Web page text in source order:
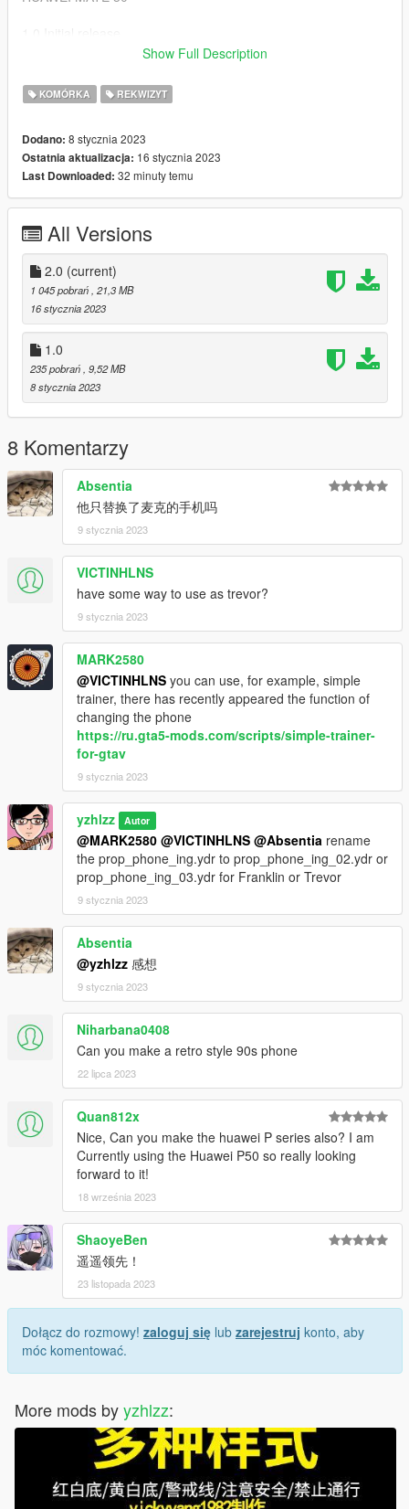
the three characters version
place prop_phone_ing.ydr to: x64c.rpf /levels/ gta5/ props/
levdes- lev-des.rpf
Show Full Description
KOMÓRKA REKWIZYT
Dodano: 8 stycznia 2023
Ostatnia aktualizacja: 16 stycznia 2023
Last Downloaded: 32 minuty temu
All Versions
2.0 (current)
1 045 pobrań , 21,3 MB
16 stycznia 2023
1.0
235 pobrań , 9,52 MB
8 stycznia 2023
8 Komentarzy
Absentia
他只替换了麦克的手机吗
9 stycznia 2023
VICTINHLNS
have some way to use as trevor?
9 stycznia 2023
MARK2580
@VICTINHLNS you can use, for example, simple
trainer, there has recently appeared the function of
changing the phone
https://ru.gta5-mods.com/scripts/simple-trainer-
for-gtav
9 stycznia 2023
yzhlzz Autor
@MARK2580 @VICTINHLNS @Absentia rename
the prop_phone_ing.ydr to prop_phone_ing_02.ydr or
prop_phone_ing_03.ydr for Franklin or Trevor
9 stycznia 2023
Absentia
@yzhlzz 感想
9 stycznia 2023
Niharbana0408
Can you make a retro style 90s phone
22 lipca 2023
Quan812x
Nice, Can you make the huawei P series also? I am
Currently using the Huawei P50 so really looking
forward to it!
18 września 2023
ShaoyeBen
遥遥领先！
23 listopada 2023
Dołącz do rozmowy! zaloguj się lub zarejestruj konto, aby
móc komentować.
More mods byyzhlzz: